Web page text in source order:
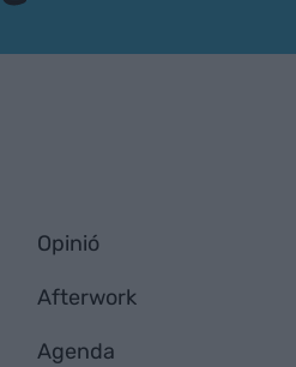
Opinió
Afterwork
Agenda